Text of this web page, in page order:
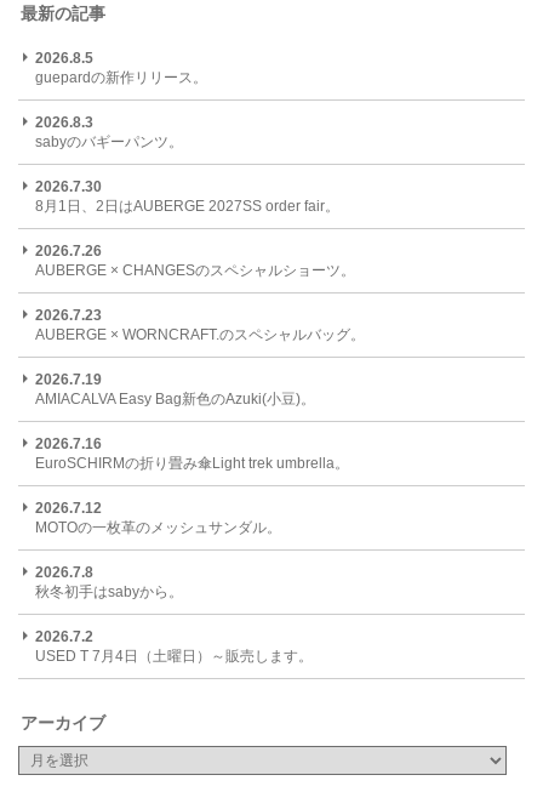
最新の記事
2026.8.5
guepardの新作リリース。
2026.8.3
sabyのバギーパンツ。
2026.7.30
8月1日、2日はAUBERGE 2027SS order fair。
2026.7.26
AUBERGE × CHANGESのスペシャルショーツ。
2026.7.23
AUBERGE × WORNCRAFT.のスペシャルバッグ。
2026.7.19
AMIACALVA Easy Bag新色のAzuki(小豆)。
2026.7.16
EuroSCHIRMの折り畳み傘Light trek umbrella。
2026.7.12
MOTOの一枚革のメッシュサンダル。
2026.7.8
秋冬初手はsabyから。
2026.7.2
USED T 7月4日（土曜日）～販売します。
アーカイブ